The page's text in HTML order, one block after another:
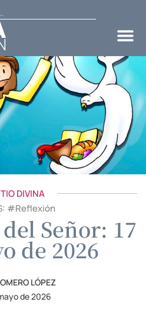
DIVINA
#Reflexión
Señor: 17
de 2026
LÓPEZ
de 2026